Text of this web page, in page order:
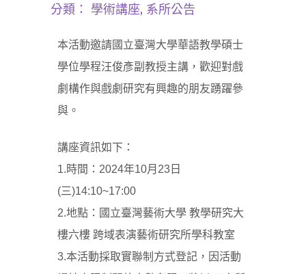
分類： 學術講座, 系所公告
本活動邀請國立臺灣大學華語教學碩士
學位學程汪俊彥副教授主講，歡迎對戲
劇構作與戲劇研究有興趣的朋友踴躍參
與。
講座資訊如下：
1.時間：2024年10月23日
(三)14:10~17:00
2.地點：國立臺灣藝術大學 教學研究大
樓六樓 跨域表演藝術研究所學科教室
3.本活動採取實聯制方式登記，因活動